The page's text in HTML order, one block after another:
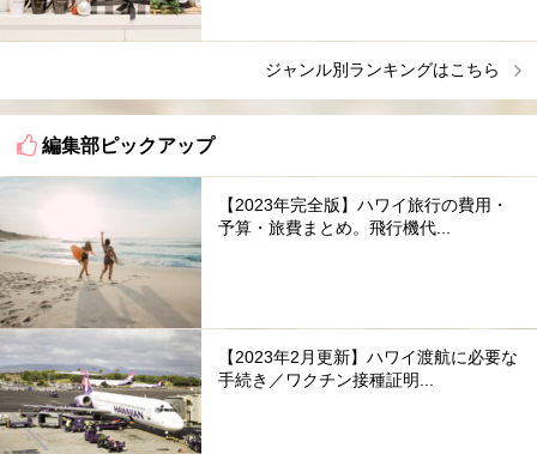
ジャンル別ランキングはこちら
編集部ピックアップ
【2023年完全版】ハワイ旅行の費用・
予算・旅費まとめ。飛行機代...
【2023年2月更新】ハワイ渡航に必要な
手続き／ワクチン接種証明...